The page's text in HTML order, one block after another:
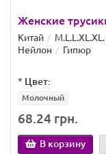
Женские
Китай
Нейлон
Гипюр
* Цвет:
Молочный
68.24 грн.
В корзину